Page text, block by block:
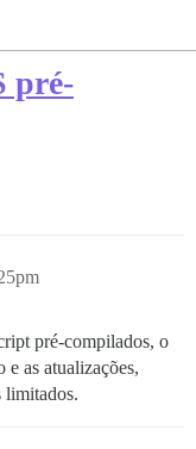
pré-
pré-compilados, o
e as atualizações,
limitados.